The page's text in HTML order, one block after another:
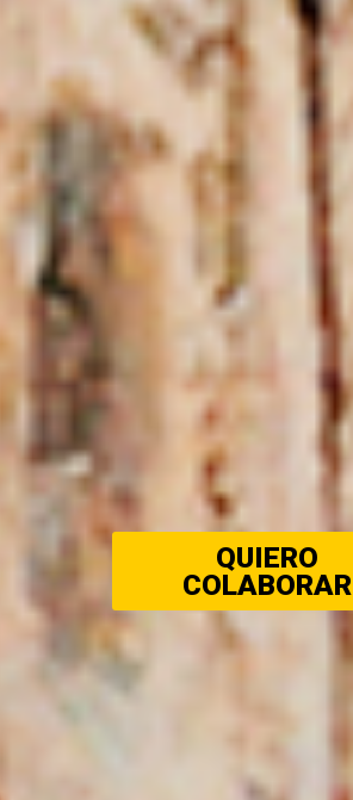
QUIERO
COLABORAR